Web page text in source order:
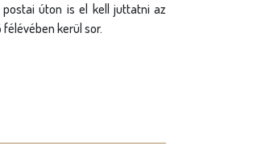
úton is el kell juttatni az
kerül sor.